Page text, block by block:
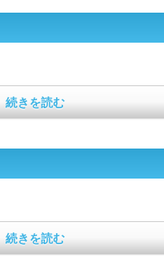
続きを読む
続きを読む